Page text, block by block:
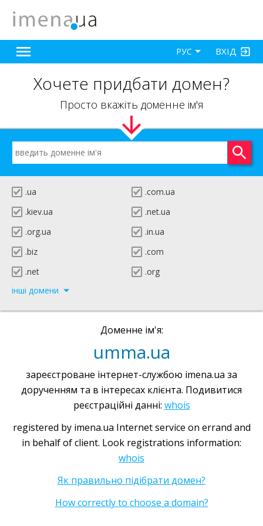
ВХІД
РУС
Хочете придбати домен?
Просто вкажіть доменне ім'я
.ua
.com.ua
.kiev.ua
.net.ua
.org.ua
.in.ua
.biz
.com
.net
.org
інші домени
Доменне ім'я:
umma.ua
зареєстроване інтернет-службою imena.ua за
дорученням та в інтересах клієнта. Подивитися
реєстраційні данні: whois
registered by imena.ua Internet service on errand and
in behalf of client. Look registrations information:
whois
Як правильно підібрати домен?
How correctly to choose a domain?